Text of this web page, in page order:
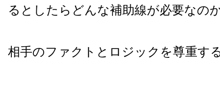
るとしたらどんな補助線が必要なの
相手のファクトとロジックを尊重す